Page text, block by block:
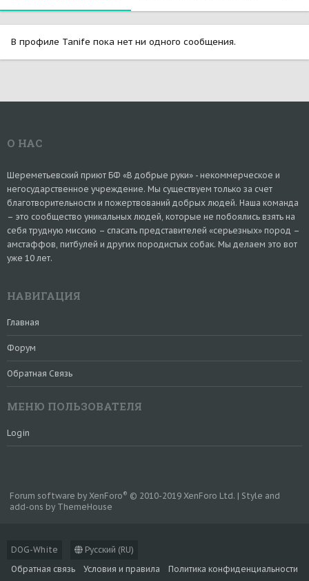
В профиле Tanife пока нет ни одного сообщения.
О НАС
Шереметьевский приют БФ «В добрые руки» - некоммерческое и
негосударственное учреждение. Мы существуем только за счет
благотворительности и пожертвований добрых людей. Наша команда
– это сообщество уникальных людей, которые не побоялись взять на
себя трудную миссию – спасать представителей «серьезных» пород –
амстаффов, питбулей и других породистых собак. Мы делаем это вот
уже 10 лет.
НАВИГАЦИЯ
Главная
Форум
Обратная Связь
МЕНЮ ПОЛЬЗОВАТЕЛЯ
Login
DOG-White
Русский (RU)
Обратная связь
Условия и правила Политика конфиденциальности
Forum software by XenForo® © 2010-2019 XenForo Ltd. | Style and
add-ons by ThemeHouse